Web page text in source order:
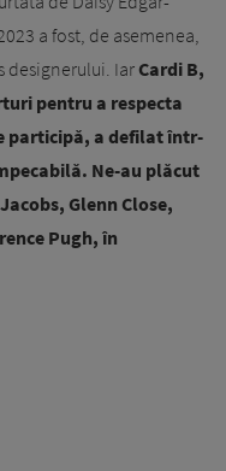
a fost, de asemenea,
designerului. IarCardi B,
pentru a respecta
participă, a defilat într-
Ne-au plăcut
Glenn Close,
Pugh, în